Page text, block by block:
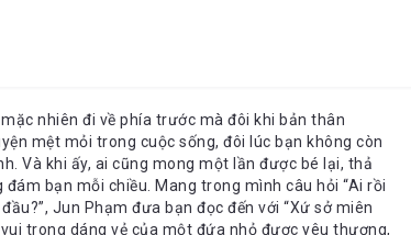
nhiên đi về phía trước mà đôi khi bản thân
mệt mỏi trong cuộc sống, đôi lúc bạn không còn
Và khi ấy, ai cũng mong một lần được bé lại, thả
bạn mỗi chiều. Mang trong mình câu hỏi “Ai rồi
Jun Phạm đưa bạn đọc đến với “Xứ sở miên
trong dáng vẻ của một đứa nhỏ được yêu thương,